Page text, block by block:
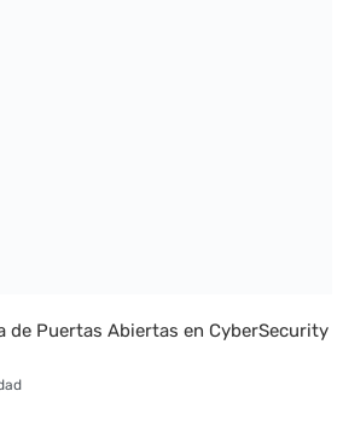
de Puertas Abiertas en CyberSecurity